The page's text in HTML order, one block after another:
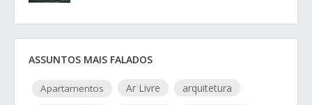
ASSUNTOS MAIS FALADOS
Apartamentos Ar Livre arquitetura